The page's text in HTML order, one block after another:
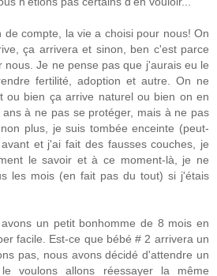
de compte, la vie a choisi pour nous! On
ça arrivera et sinon, ben c'est parce
nous. Je ne pense pas que j'aurais eu le
fertilité, adoption et autre. On ne
ou bien ça arrive naturel ou bien on en
à ne pas se protéger, mais à ne pas
plus, je suis tombée enceinte (peut-
et j'ai fait des fausses couches, je
le savoir et à ce moment-là, je ne
les mois (en fait pas du tout) si j'étais
un petit bonhomme de 8 mois en
facile. Est-ce que bébé # 2 arrivera un
pas, nous avons décidé d'attendre un
voulons allons réessayer la même